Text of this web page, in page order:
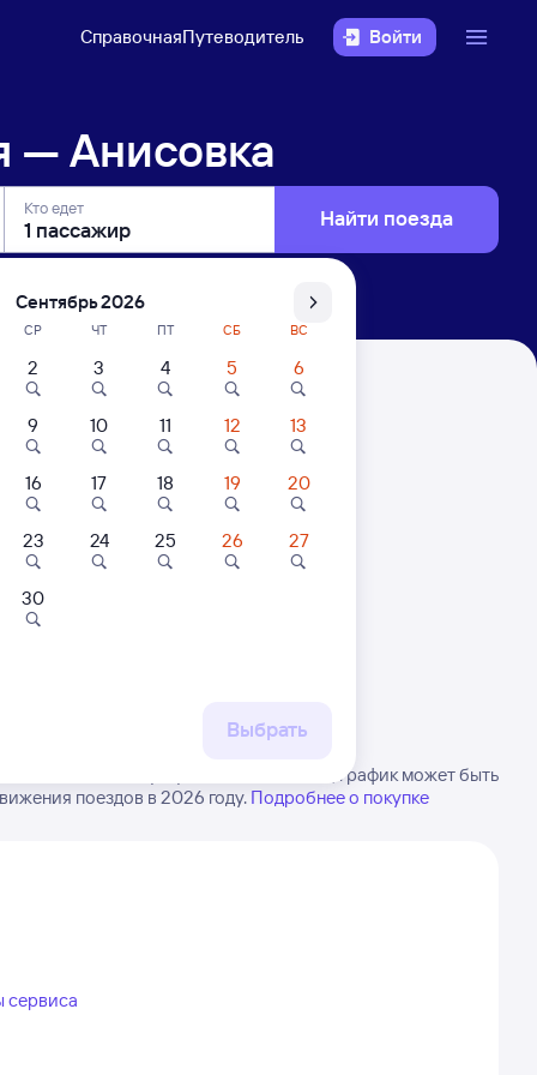
СправочнаяПутеводитель Войти
Анисовка
Кто едет Найти поезда
в Анисовку. Будьте внимательны, график может быть
поездов в 2026 году. Подробнее о покупке
сервиса
Сентябрь 2026
СР ЧТ ПТ СБ ВС
2 3 4 5 6
9 10 11 12 13
16 17 18 19 20
23 24 25 26 27
30
Выбрать